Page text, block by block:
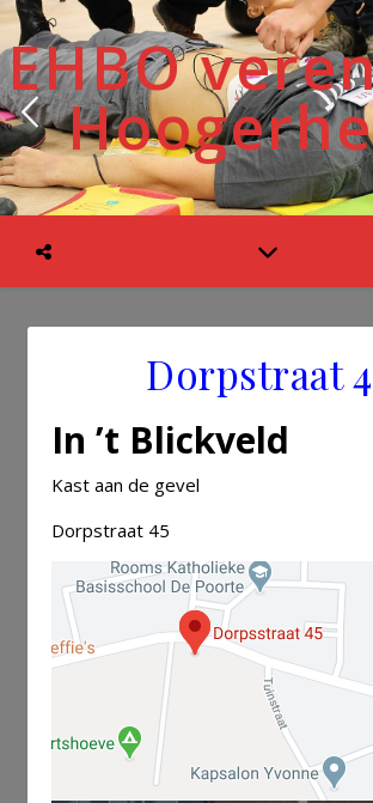
EHBO
Dorpstraat
In ’t Blickveld
Kast aan de gevel
Dorpstraat 45